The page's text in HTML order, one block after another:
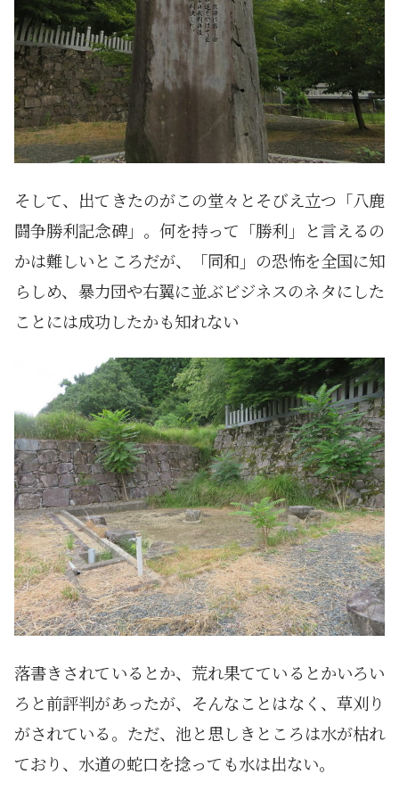
そして、出てきたのがこの堂々とそびえ立つ「八鹿
闘争勝利記念碑」。何を持って「勝利」と言えるの
かは難しいところだが、「同和」の恐怖を全国に知
らしめ、暴力団や右翼に並ぶビジネスのネタにした
ことには成功したかも知れない
落書きされているとか、荒れ果てているとかいろい
ろと前評判があったが、そんなことはなく、草刈り
がされている。ただ、池と思しきところは水が枯れ
ており、水道の蛇口を捻っても水は出ない。